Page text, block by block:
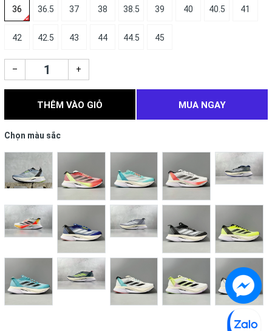
36 36.5 37 38 38.5 39 40 40.5 41
42 42.5 43 44 44.5 45
– +
THÊM VÀO GIỎ MUA NGAY
Chọn màu sắc